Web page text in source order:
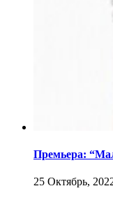
Премьера:
25 Октябрь,